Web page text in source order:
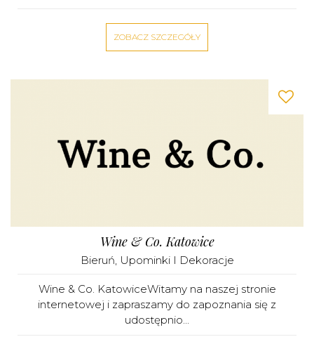
ZOBACZ SZCZEGÓŁY
Wine & Co. Katowice
Bieruń, Upominki I Dekoracje
Wine & Co. KatowiceWitamy na naszej stronie
internetowej i zapraszamy do zapoznania się z
udostępnio...